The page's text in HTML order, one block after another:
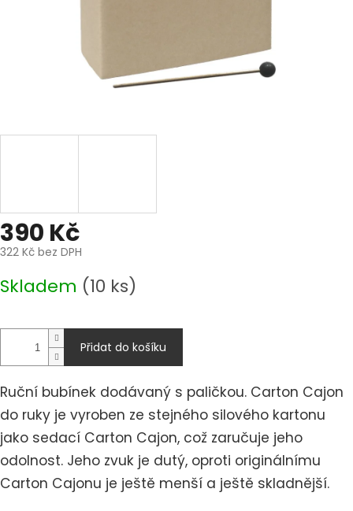
390 Kč
322 Kč bez DPH
cena:
Skladem (10 ks)
Přidat do košíku
Ruční bubínek dodávaný s paličkou. Carton Cajon
do ruky je vyroben ze stejného silového kartonu
jako sedací Carton Cajon, což zaručuje jeho
odolnost. Jeho zvuk je dutý, oproti originálnímu
Carton Cajonu je ještě menší a ještě skladnější.